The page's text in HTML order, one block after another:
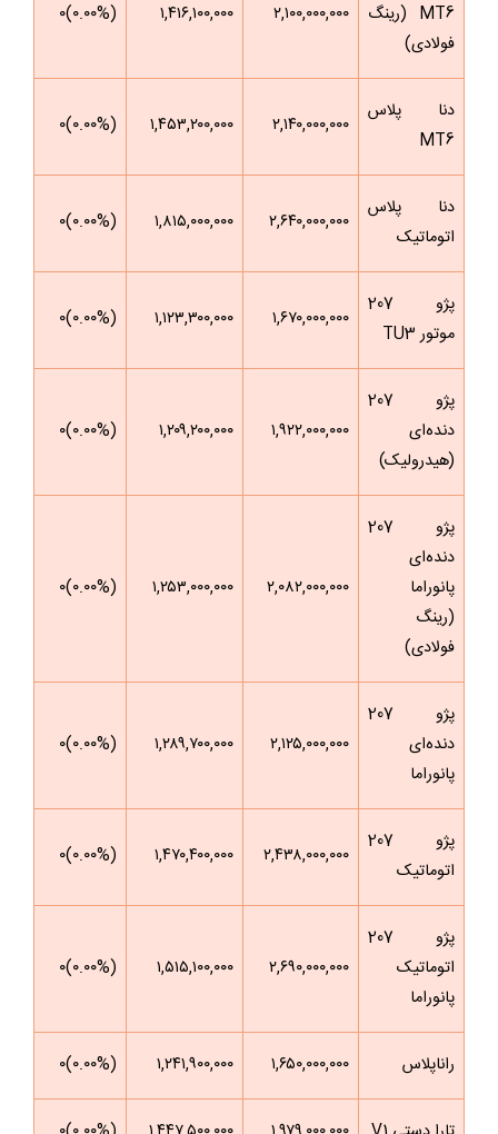
MT6 (رینگ
فولادی)
۲,۱۰۰,۰۰۰,۰۰۰ ۱,۴۱۶,۱۰۰,۰۰۰ (۰.۰۰%)۰
دنا پلاس
MT6
۲,۱۴۰,۰۰۰,۰۰۰ ۱,۴۵۳,۲۰۰,۰۰۰ (۰.۰۰%)۰
دنا پلاس
اتوماتیک
۲,۶۴۰,۰۰۰,۰۰۰ ۱,۸۱۵,۰۰۰,۰۰۰ (۰.۰۰%)۰
پژو 207
موتور TU3
۱,۶۷۰,۰۰۰,۰۰۰ ۱,۱۲۳,۳۰۰,۰۰۰ (۰.۰۰%)۰
پژو 207
دنده‌ای
(هیدرولیک)
۱,۹۲۲,۰۰۰,۰۰۰ ۱,۲۰۹,۲۰۰,۰۰۰ (۰.۰۰%)۰
پژو 207
دنده‌ای
پانوراما
(رینگ
فولادی)
۲,۰۸۲,۰۰۰,۰۰۰ ۱,۲۵۳,۰۰۰,۰۰۰ (۰.۰۰%)۰
پژو 207
دنده‌ای
پانوراما
۲,۱۲۵,۰۰۰,۰۰۰ ۱,۲۸۹,۷۰۰,۰۰۰ (۰.۰۰%)۰
پژو 207
اتوماتیک
۲,۴۳۸,۰۰۰,۰۰۰ ۱,۴۷۰,۴۰۰,۰۰۰ (۰.۰۰%)۰
پژو 207
اتوماتیک
پانوراما
۲,۶۹۰,۰۰۰,۰۰۰ ۱,۵۱۵,۱۰۰,۰۰۰ (۰.۰۰%)۰
راناپلاس ۱,۶۵۰,۰۰۰,۰۰۰ ۱,۲۴۱,۹۰۰,۰۰۰ (۰.۰۰%)۰